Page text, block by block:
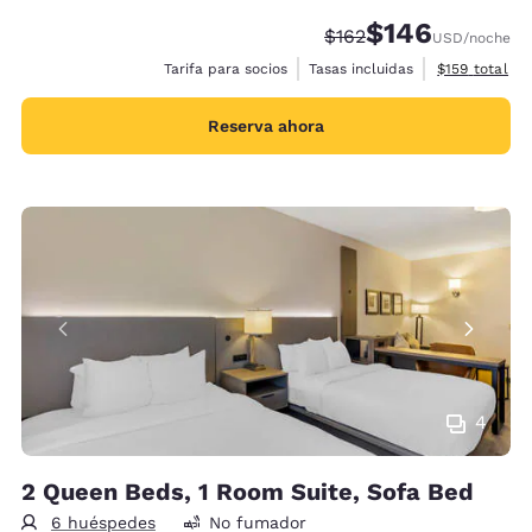
Tarifa tachada:
$162Tarifa reducida:
$146USD/noche
Tarifa para socios
Tasas incluidas Ver detalles
$159 total
Reserva ahora
4
2 Queen Beds, 1 Room Suite, Sofa Bed
6 huéspedes No fumador